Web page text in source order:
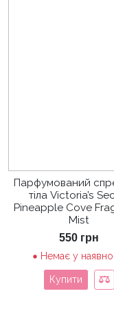
Парфумований
тіла Victoria’s
Pineapple Cove
Mist
550 грн
Немає у
Купити